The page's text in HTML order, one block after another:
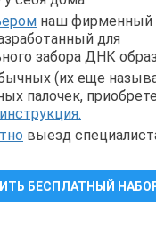
наш фирменный
для
забора ДНК
(их еще
палочек,
выезд
БЕСПЛАТНЫЙ